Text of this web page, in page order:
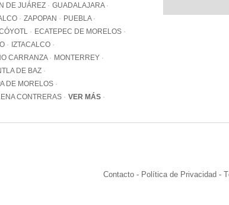
DE JUÁREZ
GUADALAJARA
ZAPOPAN
PUEBLA
ECATEPEC DE MORELOS
IZTACALCO
CARRANZA
MONTERREY
DE BAZ
DE MORELOS
CONTRERAS
VER MÁS
Contacto - Política de Privacidad -